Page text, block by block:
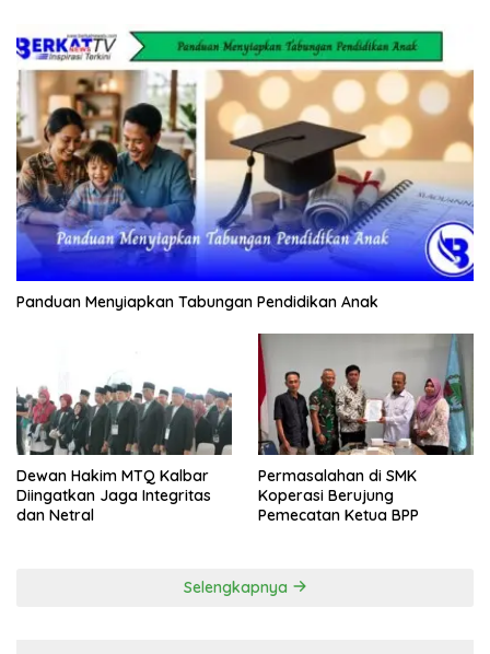
Panduan Menyiapkan Tabungan Pendidikan Anak
Dewan Hakim MTQ Kalbar
Diingatkan Jaga Integritas
dan Netral
Permasalahan di SMK
Koperasi Berujung
Pemecatan Ketua BPP
Selengkapnya